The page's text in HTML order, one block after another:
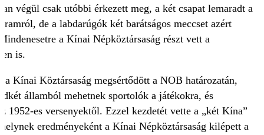
végül csak utóbbi érkezett meg, a két csapat lemaradt a
de a labdarúgók két barátságos meccset azért
a Kínai Népköztársaság részt vett a
is.
a Kínai Köztársaság megsértődött a NOB határozatán,
államból mehetnek sportolók a játékokra, és
1952-es versenyektől. Ezzel kezdetét vette a „két Kína”
eredményeként a Kínai Népköztársaság kilépett a